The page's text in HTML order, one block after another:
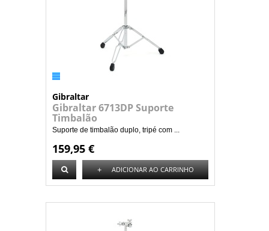
Gibraltar
Gibraltar 6713DP Suporte
Timbalão
Suporte de timbalão duplo, tripé com ...
159,95 €
+ ADICIONAR AO CARRINHO